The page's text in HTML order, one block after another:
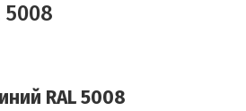
RAL 5008